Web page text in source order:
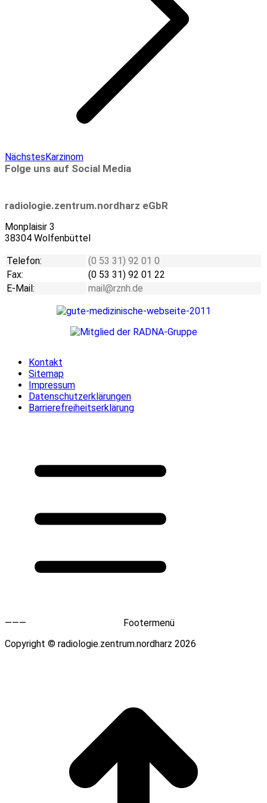
NächstesNext
project:
Karzinom
Folge uns auf Social Media
radiologie.zentrum.nordharz eGbR
Monplaisir 3
38304 Wolfenbüttel
Telefon:
(0 53 31) 92 01 0
Fax:
(0 53 31) 92 01 22
E-Mail:
mail@rznh.de
Kontakt
Sitemap
Impressum
Datenschutzerklärungen
Barrierefreiheitserklärung
———
Footermenü
Copyright © radiologie.zentrum.nordharz 2026